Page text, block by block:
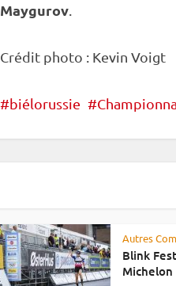
Maygurov
Crédit photo : Kevin Voigt
biélorussie
Autres
Blink
Michelon